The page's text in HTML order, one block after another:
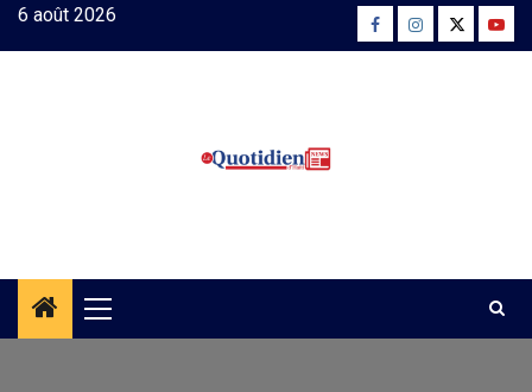
Skip6 août 2026 Facebook
Instagram
Twitter
Primary
Menu